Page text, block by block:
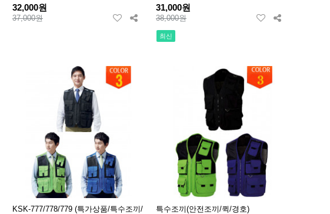
32,000원
37,000원
31,000원
38,000원
최신
KSK-777/778/779 (특가상품/특수조끼/
특수조끼(안전조끼/퀵/경호)